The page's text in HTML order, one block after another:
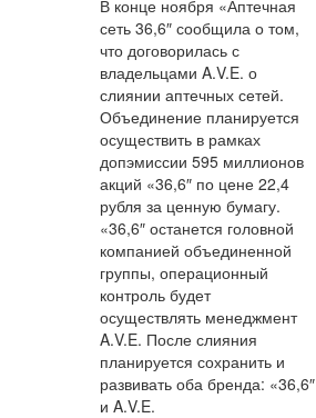
В конце ноября «Аптечная
сеть 36,6″ сообщила о том,
что договорилась с
владельцами A.V.E. о
слиянии аптечных сетей.
Объединение планируется
осуществить в рамках
допэмиссии 595 миллионов
акций «36,6″ по цене 22,4
рубля за ценную бумагу.
«36,6″ останется головной
компанией объединенной
группы, операционный
контроль будет
осуществлять менеджмент
A.V.E. После слияния
планируется сохранить и
развивать оба бренда: «36,6″
и A.V.E.